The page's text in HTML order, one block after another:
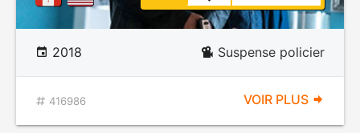
2018 Suspense policier
416986 VOIR PLUS